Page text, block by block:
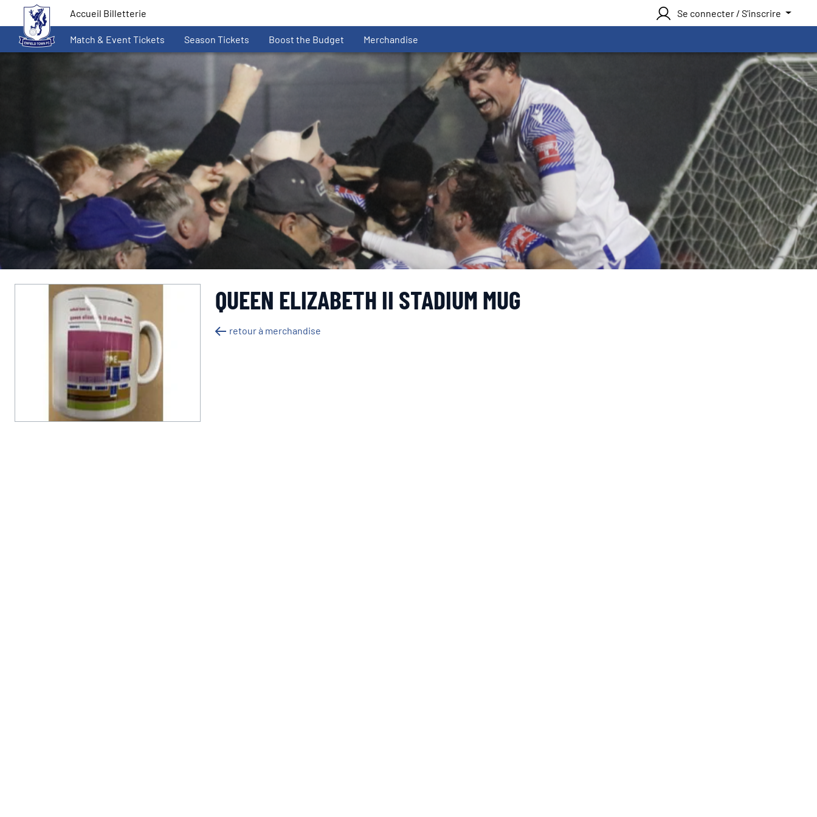
Accueil Billetterie Se connecter / S'inscrire
Match & Event Tickets Season Tickets Boost the Budget Merchandise
QUEEN ELIZABETH II STADIUM MUG
retour à merchandise